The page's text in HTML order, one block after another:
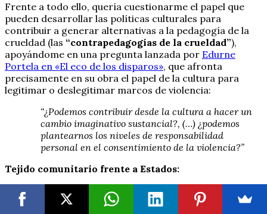
Frente a todo ello, quería cuestionarme el papel que
pueden desarrollar las políticas culturales para
contribuir a generar alternativas a la pedagogía de la
crueldad (las “contrapedagogías de la crueldad”),
apoyándome en una pregunta lanzada por Edurne
Portela en «El eco de los disparos», que afronta
precisamente en su obra el papel de la cultura para
legitimar o deslegitimar marcos de violencia:
“¿Podemos contribuir desde la cultura a hacer un
cambio imaginativo sustancial?, (…) ¿podemos
plantearnos los niveles de responsabilidad
personal en el consentimiento de la violencia?”
Tejido comunitario frente a Estados:
Desde América Latina siguen llegándonos propuestas
conceptuales y de política pública para nombrar y